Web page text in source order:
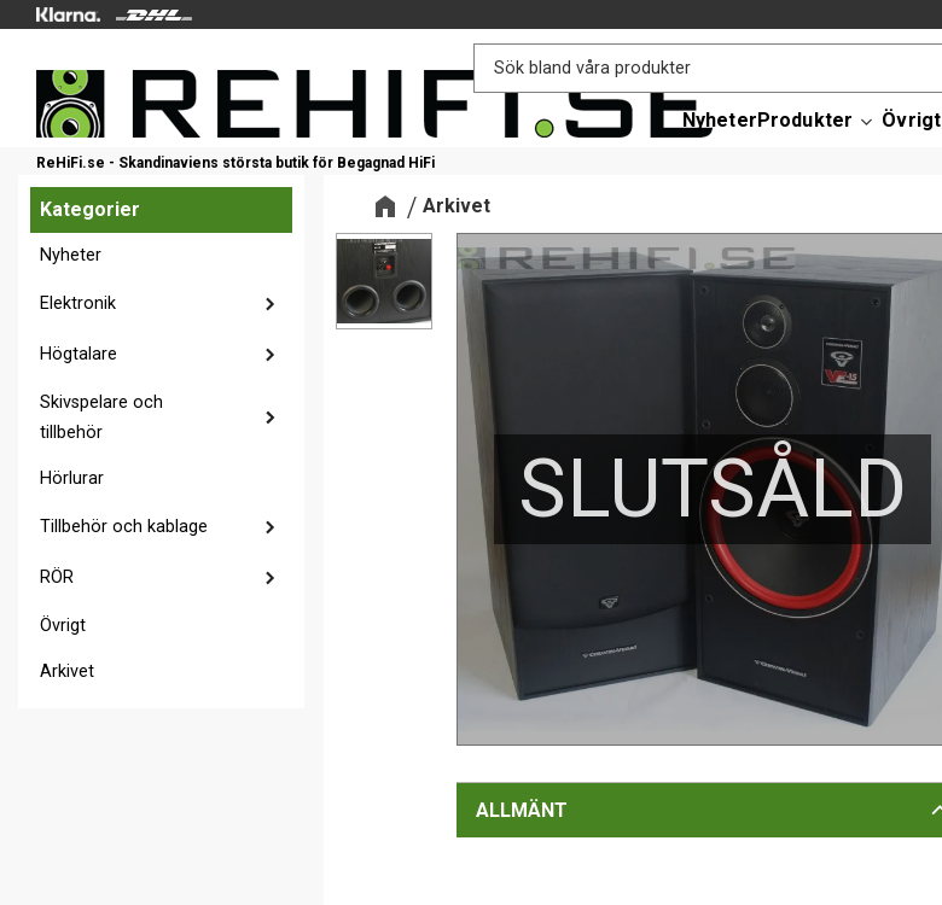
ReHiFi.se - Skandinaviens största butik för Begagnad HiFi
NyheterProdukter Övrigt
Arkivet
SLUTSÅLD
ALLMÄNT
Kategorier
Nyheter
Elektronik
Högtalare
Skivspelare och
tillbehör
Hörlurar
Tillbehör och kablage
RÖR
Övrigt
Arkivet